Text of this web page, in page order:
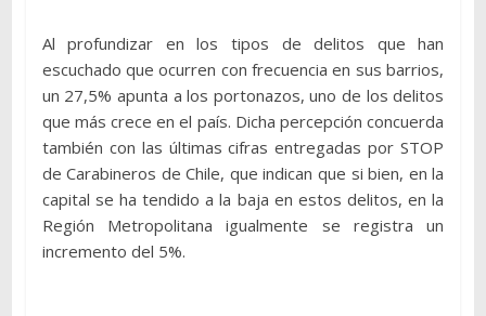
Al profundizar en los tipos de delitos que han
escuchado que ocurren con frecuencia en sus barrios,
un 27,5% apunta a los portonazos, uno de los delitos
que más crece en el país. Dicha percepción concuerda
también con las últimas cifras entregadas por STOP
de Carabineros de Chile, que indican que si bien, en la
capital se ha tendido a la baja en estos delitos, en la
Región Metropolitana igualmente se registra un
incremento del 5%.